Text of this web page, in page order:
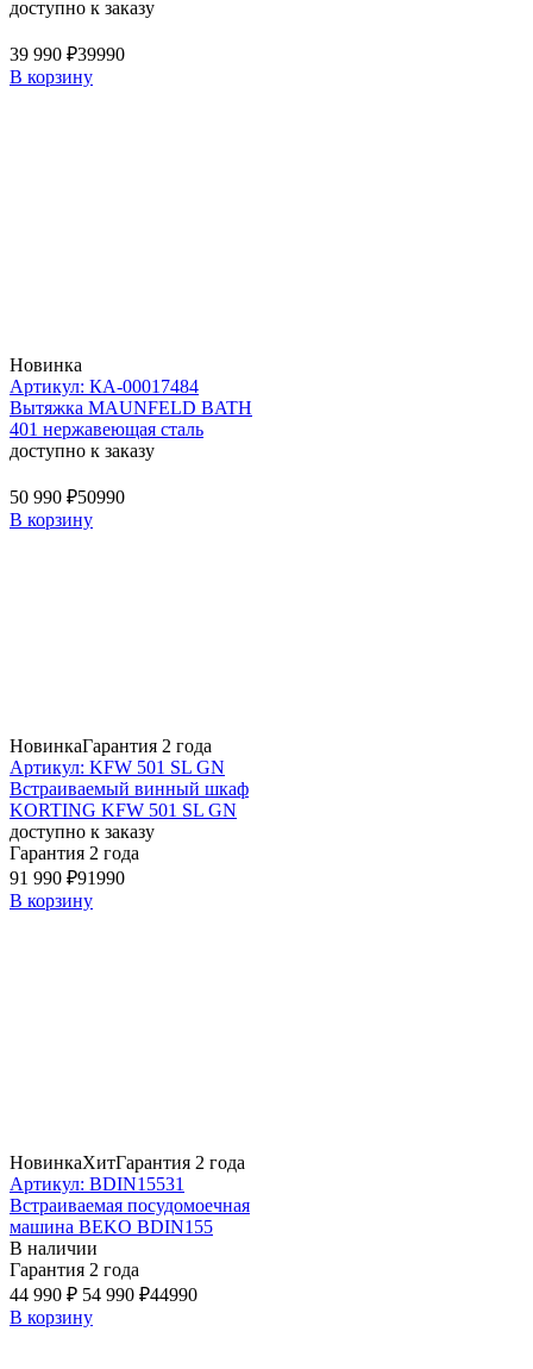
доступно к заказу
39 990 ₽39990
В корзину
Новинка
Артикул: КА-00017484
Вытяжка MAUNFELD BATH
401 нержавеющая сталь
доступно к заказу
50 990 ₽50990
В корзину
НовинкаГарантия 2 года
Артикул: KFW 501 SL GN
Встраиваемый винный шкаф
KORTING KFW 501 SL GN
доступно к заказу
Гарантия 2 года
91 990 ₽91990
В корзину
НовинкаХитГарантия 2 года
Артикул: BDIN15531
Встраиваемая посудомоечная
машина BEKO BDIN155
В наличии
Гарантия 2 года
44 990 ₽ 54 990 ₽44990
В корзину